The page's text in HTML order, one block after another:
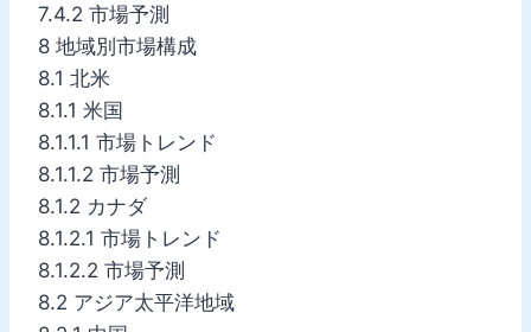
7.4.2 市場予測
8 地域別市場構成
8.1 北米
8.1.1 米国
8.1.1.1 市場トレンド
8.1.1.2 市場予測
8.1.2 カナダ
8.1.2.1 市場トレンド
8.1.2.2 市場予測
8.2 アジア太平洋地域